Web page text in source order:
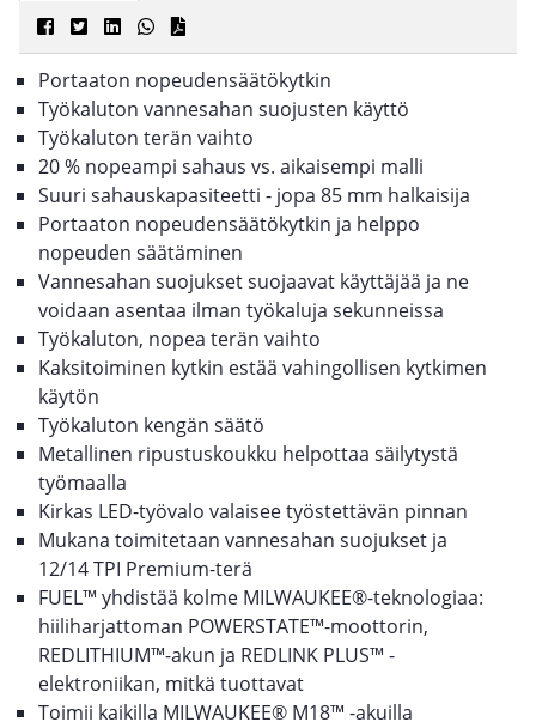
Portaaton nopeudensäätökytkin
Työkaluton vannesahan suojusten käyttö
Työkaluton terän vaihto
20 % nopeampi sahaus vs. aikaisempi malli
Suuri sahauskapasiteetti - jopa 85 mm halkaisija
Portaaton nopeudensäätökytkin ja helppo
nopeuden säätäminen
Vannesahan suojukset suojaavat käyttäjää ja ne
voidaan asentaa ilman työkaluja sekunneissa
Työkaluton, nopea terän vaihto
Kaksitoiminen kytkin estää vahingollisen kytkimen
käytön
Työkaluton kengän säätö
Metallinen ripustuskoukku helpottaa säilytystä
työmaalla
Kirkas LED-työvalo valaisee työstettävän pinnan
Mukana toimitetaan vannesahan suojukset ja
12/14 TPI Premium-terä
FUEL™ yhdistää kolme MILWAUKEE®-teknologiaa:
hiiliharjattoman POWERSTATE™-moottorin,
REDLITHIUM™-akun ja REDLINK PLUS™ -
elektroniikan, mitkä tuottavat
Toimii kaikilla MILWAUKEE® M18™ -akuilla